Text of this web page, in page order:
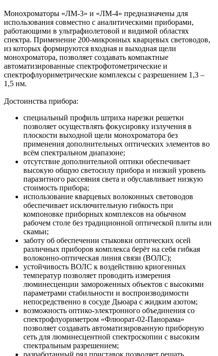
Монохроматоры «ЛМ-3» и «ЛМ-4» предназначены для
использования совместно с аналитическими приборами,
работающими в ультрафиолетовой и видимой областях
спектра. Применение 200-микронных кварцевых световодов,
из которых формируются входная и выходная щели
монохроматора, позволяет создавать компактные
автоматизированные спектрофотометрические и
спектрофлуориметрические комплексы с разрешением 1,3 –
1,5 нм.
Достоинства прибора:
специальный профиль штриха нарезки решетки
позволяет осуществлять фокусировку излучения в
плоскости выходной щели монохроматора без
применения дополнительных оптических элементов во
всём спектральном диапазоне;
отсутствие дополнительной оптики обеспечивает
высокую общую светосилу прибора и низкий уровень
паразитного рассеяния света и обуславливает низкую
стоимость прибора;
использование кварцевых волоконных световодов
обеспечивает исключительную гибкость при
компоновке приборных комплексов на обычном
рабочем столе без традиционной оптической плиты или
скамьи;
заботу об обеспечении стыковки оптических осей
различных приборов комплекса берёт на себя гибкая
волоконно-оптическая линия связи (ВОЛС);
устойчивость ВОЛС к воздействию криогенных
температур позволяет проводить измерения
люминесценции замороженных объектов с высокими
параметрами стабильности и воспроизводимости
непосредственно в сосуде Дьюара с жидким азотом;
возможность оптико-электронного объединения со
спектрофлуориметром «Флюорат-02-Панорама»
позволяет создавать автоматизированную приборную
сеть для люминесцентной спектроскопии с высоким
спектральным разрешением;